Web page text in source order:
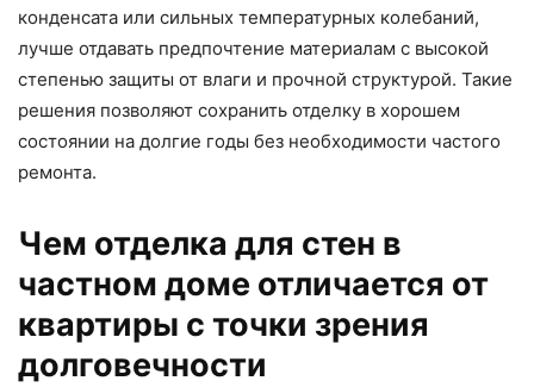
конденсата или сильных температурных колебаний,
лучше отдавать предпочтение материалам с высокой
степенью защиты от влаги и прочной структурой. Такие
решения позволяют сохранить отделку в хорошем
состоянии на долгие годы без необходимости частого
ремонта.
Чем отделка для стен в
частном доме отличается от
квартиры с точки зрения
долговечности